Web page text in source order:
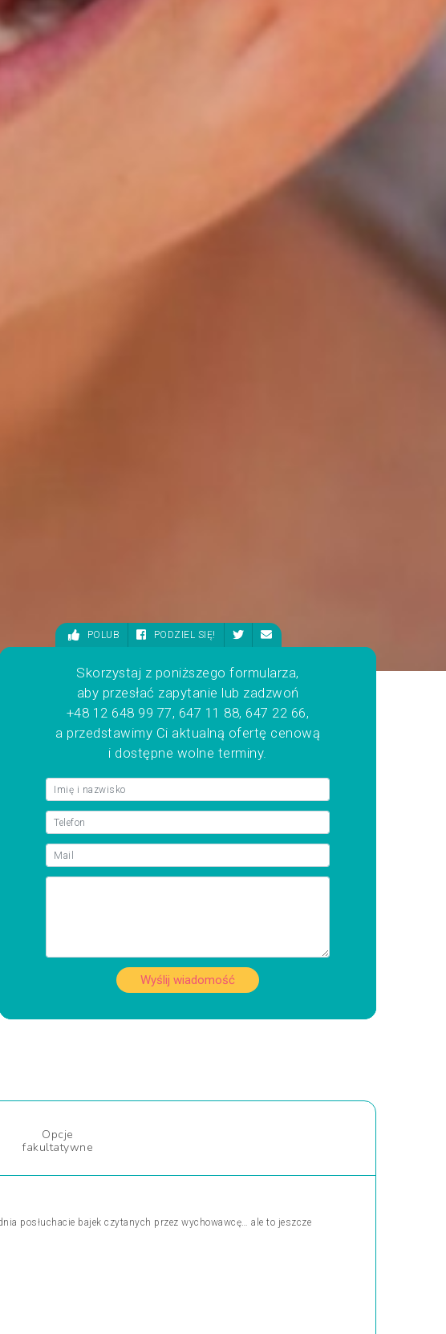
POLUB PODZIEL SIĘ!
Skorzystaj z poniższego formularza,
aby przesłać zapytanie lub zadzwoń
+48 12 648 99 77, 647 11 88, 647 22 66,
a przedstawimy Ci aktualną ofertę cenową
i dostępne wolne terminy.
Wyślij wiadomość
Opcje
fakultatywne
posłuchacie bajek czytanych przez wychowawcę… ale to jeszcze